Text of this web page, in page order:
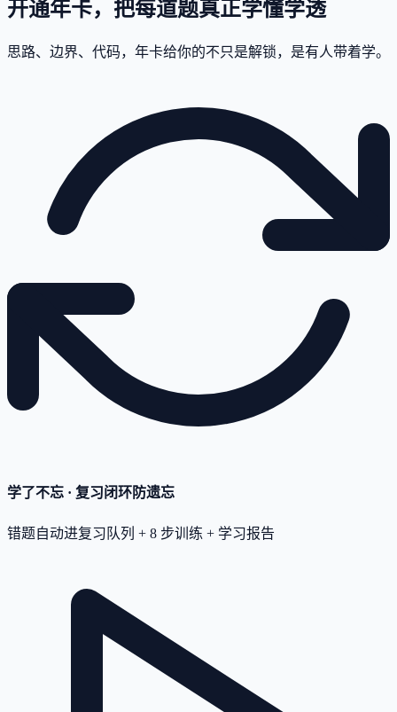
开通年卡，把每道题真正学懂学透
思路、边界、代码，年卡给你的不只是解锁，是有人带着学。
学了不忘 · 复习闭环防遗忘
错题自动进复习队列 + 8 步训练 + 学习报告